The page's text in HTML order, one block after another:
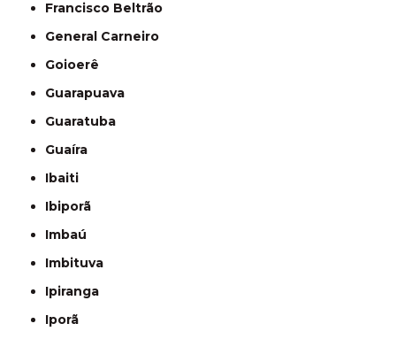
Francisco Beltrão
General Carneiro
Goioerê
Guarapuava
Guaratuba
Guaíra
Ibaiti
Ibiporã
Imbaú
Imbituva
Ipiranga
Iporã